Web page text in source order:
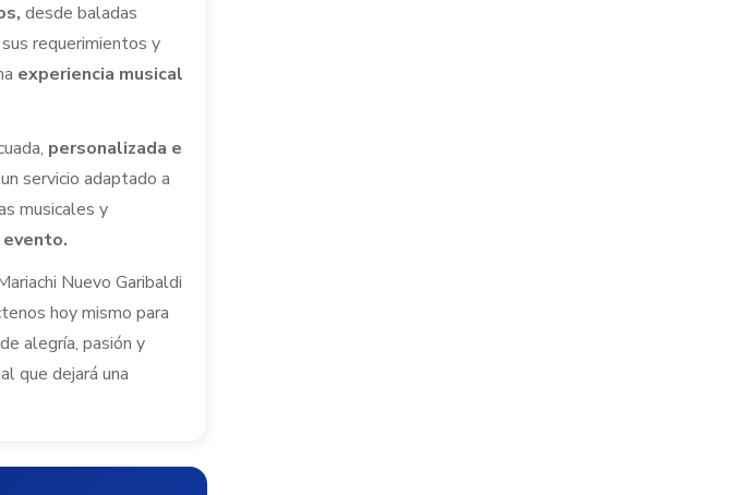
desde baladas
requerimientos y
experiencia musical
personalizada e
servicio adaptado a
musicales y
Nuevo Garibaldi
hoy mismo para
alegría, pasión y
que dejará una